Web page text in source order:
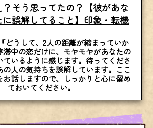
？そう思ってたの？【彼があな
に誤解してること】印象・転機
どうして、2人の距離が縮まっていか
中の恋だけに、モヤモヤがあなたの
いるように感じます。待ってくださ
の人の気持ちを誤解しています。ここ
お話しますので、しっかりと心に留め
ておいてください。